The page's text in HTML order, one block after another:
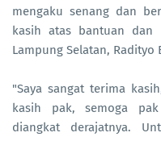
mengaku senang dan
kasih atas bantuan dan
Lampung Selatan, Radityo
"Saya sangat terima
kasih pak, semoga
diangkat derajatnya.